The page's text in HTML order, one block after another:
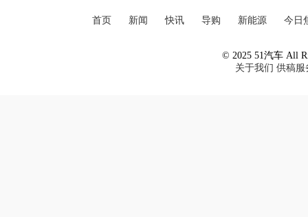
首页 新闻 快讯 导购 新能源 今日
© 2025 51汽车 All
关于我们 供稿服